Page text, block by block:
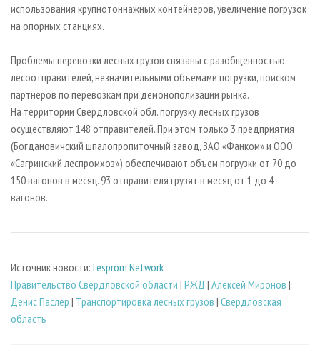
использования крупнотоннажных контейнеров, увеличение погрузок
на опорных станциях.
Проблемы перевозки лесных грузов связаны с разобщенностью
лесоотправителей, незначительными объемами погрузки, поиском
партнеров по перевозкам при демонополизации рынка.
На территории Свердловской обл. погрузку лесных грузов
осуществляют 148 отправителей. При этом только 3 предприятия
(Богдановичский шпалопропиточный завод, ЗАО «Фанком» и ООО
«Сагринский леспромхоз») обеспечивают объем погрузки от 70 до
150 вагонов в месяц. 93 отправителя грузят в месяц от 1 до 4
вагонов.
Источник новости: Lesprom Network
Правительство Свердловской области | РЖД | Алексей Миронов |
Денис Паслер | Транспортировка лесных грузов | Свердловская
область